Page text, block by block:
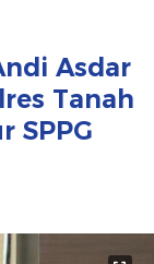
Asdar
Tanah
SPPG